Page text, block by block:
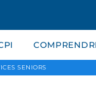
SENIORS